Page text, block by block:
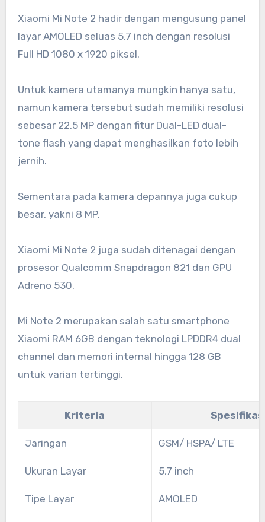
Xiaomi Mi Note 2 hadir dengan mengusung panel
layar AMOLED seluas 5,7 inch dengan resolusi
Full HD 1080 x 1920 piksel.
Untuk kamera utamanya mungkin hanya satu,
namun kamera tersebut sudah memiliki resolusi
sebesar 22,5 MP dengan fitur Dual-LED dual-
tone flash yang dapat menghasilkan foto lebih
jernih.
Sementara pada kamera depannya juga cukup
besar, yakni 8 MP.
Xiaomi Mi Note 2 juga sudah ditenagai dengan
prosesor Qualcomm Snapdragon 821 dan GPU
Adreno 530.
Mi Note 2 merupakan salah satu smartphone
Xiaomi RAM 6GB dengan teknologi LPDDR4 dual
channel dan memori internal hingga 128 GB
untuk varian tertinggi.
Kriteria
Jaringan GSM/ HSPA/ LTE
Ukuran Layar 5,7 inch
Tipe Layar AMOLED